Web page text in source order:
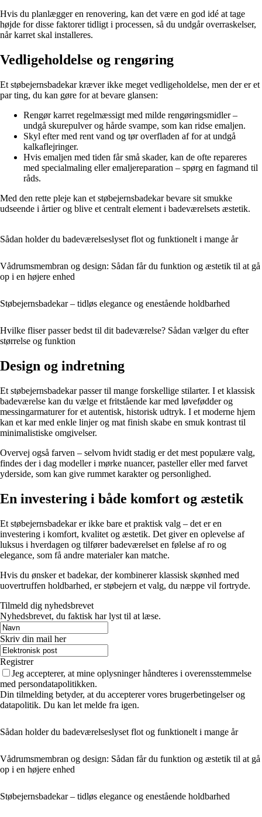
Hvis du planlægger en renovering, kan det være en god idé at tage
højde for disse faktorer tidligt i processen, så du undgår overraskelser,
når karret skal installeres.
Vedligeholdelse og rengøring
Et støbejernsbadekar kræver ikke meget vedligeholdelse, men der er et
par ting, du kan gøre for at bevare glansen:
Rengør karret regelmæssigt med milde rengøringsmidler –
undgå skurepulver og hårde svampe, som kan ridse emaljen.
Skyl efter med rent vand og tør overfladen af for at undgå
kalkaflejringer.
Hvis emaljen med tiden får små skader, kan de ofte repareres
med specialmaling eller emaljereparation – spørg en fagmand til
råds.
Med den rette pleje kan et støbejernsbadekar bevare sit smukke
udseende i årtier og blive et centralt element i badeværelsets æstetik.
Sådan holder du badeværelseslyset flot og funktionelt i mange år
Vådrumsmembran og design: Sådan får du funktion og æstetik til at gå
op i en højere enhed
Støbejernsbadekar – tidløs elegance og enestående holdbarhed
Hvilke fliser passer bedst til dit badeværelse? Sådan vælger du efter
størrelse og funktion
Design og indretning
Et støbejernsbadekar passer til mange forskellige stilarter. I et klassisk
badeværelse kan du vælge et fritstående kar med løvefødder og
messingarmaturer for et autentisk, historisk udtryk. I et moderne hjem
kan et kar med enkle linjer og mat finish skabe en smuk kontrast til
minimalistiske omgivelser.
Overvej også farven – selvom hvidt stadig er det mest populære valg,
findes der i dag modeller i mørke nuancer, pasteller eller med farvet
yderside, som kan give rummet karakter og personlighed.
En investering i både komfort og æstetik
Et støbejernsbadekar er ikke bare et praktisk valg – det er en
investering i komfort, kvalitet og æstetik. Det giver en oplevelse af
luksus i hverdagen og tilfører badeværelset en følelse af ro og
elegance, som få andre materialer kan matche.
Hvis du ønsker et badekar, der kombinerer klassisk skønhed med
uovertruffen holdbarhed, er støbejern et valg, du næppe vil fortryde.
Tilmeld dig nyhedsbrevet
Nyhedsbrevet, du faktisk har lyst til at læse.
Skriv din mail her
Registrer
Jeg accepterer, at mine oplysninger håndteres i overensstemmelse
med persondatapolitikken.
Din tilmelding betyder, at du accepterer vores brugerbetingelser og
datapolitik. Du kan let melde fra igen.
Sådan holder du badeværelseslyset flot og funktionelt i mange år
Vådrumsmembran og design: Sådan får du funktion og æstetik til at gå
op i en højere enhed
Støbejernsbadekar – tidløs elegance og enestående holdbarhed